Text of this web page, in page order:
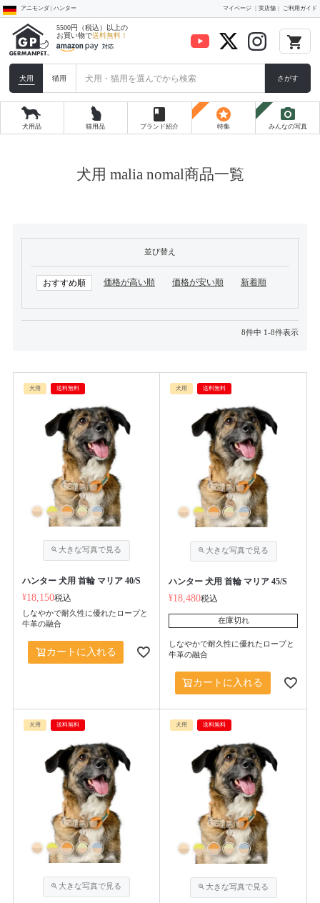
アニモンダ | ハンター マイページ 実店舗 ご利用ガイド
5500円（税込）以上の
お買い物で送料無料！ local_grocery_store
犬用 猫用 さがす
犬用品 猫用品
book
ブランド紹介
stars
特集
photo_camera
みんなの写真
犬用 malia nomal商品一覧
並び替え
おすすめ順 価格が高い順 価格が安い順 新着順
8件中 1-8件表示
犬用 送料無料
ハンター 犬用 首輪 マリア 40/S
¥18,150税込
しなやかで耐久性に優れたロープと
牛革の融合
カートに入れる
犬用 送料無料
ハンター 犬用 首輪 マリア 45/S
¥18,480税込
在庫切れ
しなやかで耐久性に優れたロープと
牛革の融合
カートに入れる
犬用 送料無料 犬用 送料無料